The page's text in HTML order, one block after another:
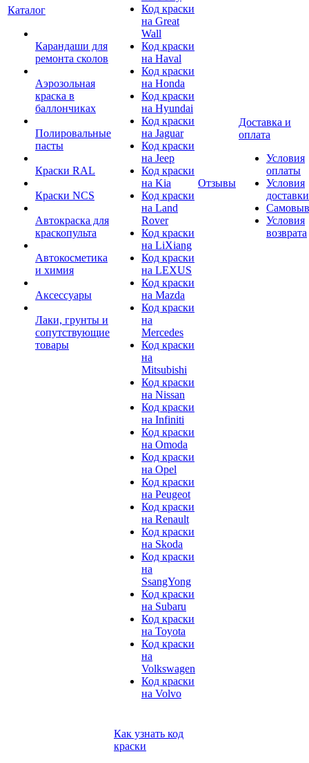
Каталог
Карандаши для
ремонта сколов
Аэрозольная
краска в
баллончиках
Полировальные
пасты
Краски RAL
Краски NCS
Автокраска для
краскопульта
Автокосметика
и химия
Аксессуары
Лаки, грунты и
сопутствующие
товары
Код краски
на Great
Wall
Код краски
на Haval
Код краски
на Honda
Код краски
на Hyundai
Код краски
на Jaguar
Код краски
на Jeep
Код краски
на Kia
Код краски
на Land
Rover
Код краски
на LiXiang
Код краски
на LEXUS
Код краски
на Mazda
Код краски
на
Mercedes
Код краски
на
Mitsubishi
Код краски
на Nissan
Код краски
на Infiniti
Код краски
на Omoda
Код краски
на Opel
Код краски
на Peugeot
Код краски
на Renault
Код краски
на Skoda
Код краски
на
SsangYong
Код краски
на Subaru
Код краски
на Toyota
Код краски
на
Volkswagen
Код краски
на Volvo
Отзывы
Доставка и
оплата
Условия
оплаты
Условия
доставки
Условия
возврата
Как узнать код
краски